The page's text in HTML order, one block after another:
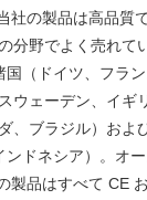
社の製品は高品質
分野でよく売れて
（ドイツ、フラン
ウェーデン、イギ
、ブラジル）およ
ンドネシア）。オ
製品はすべて CE